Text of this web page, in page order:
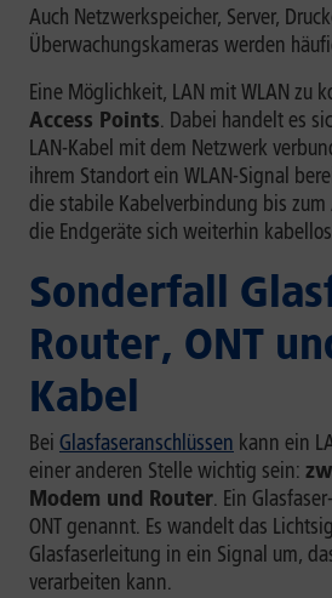
Auch Netzwerkspeicher, Server,
Überwachungskameras werden
Eine Möglichkeit, LAN mit WLAN zu
Access Points. Dabei handelt es
LAN-Kabel mit dem Netzwerk
ihrem Standort ein WLAN-Signal
die stabile Kabelverbindung bis zum
die Endgeräte sich weiterhin
Sonderfall
Router, ONT
Kabel
Bei Glasfaseranschlüssen kann ein
einer anderen Stelle wichtig sein:
Modem und Router. Ein
ONT genannt. Es wandelt das
Glasfaserleitung in ein Signal um,
verarbeiten kann.